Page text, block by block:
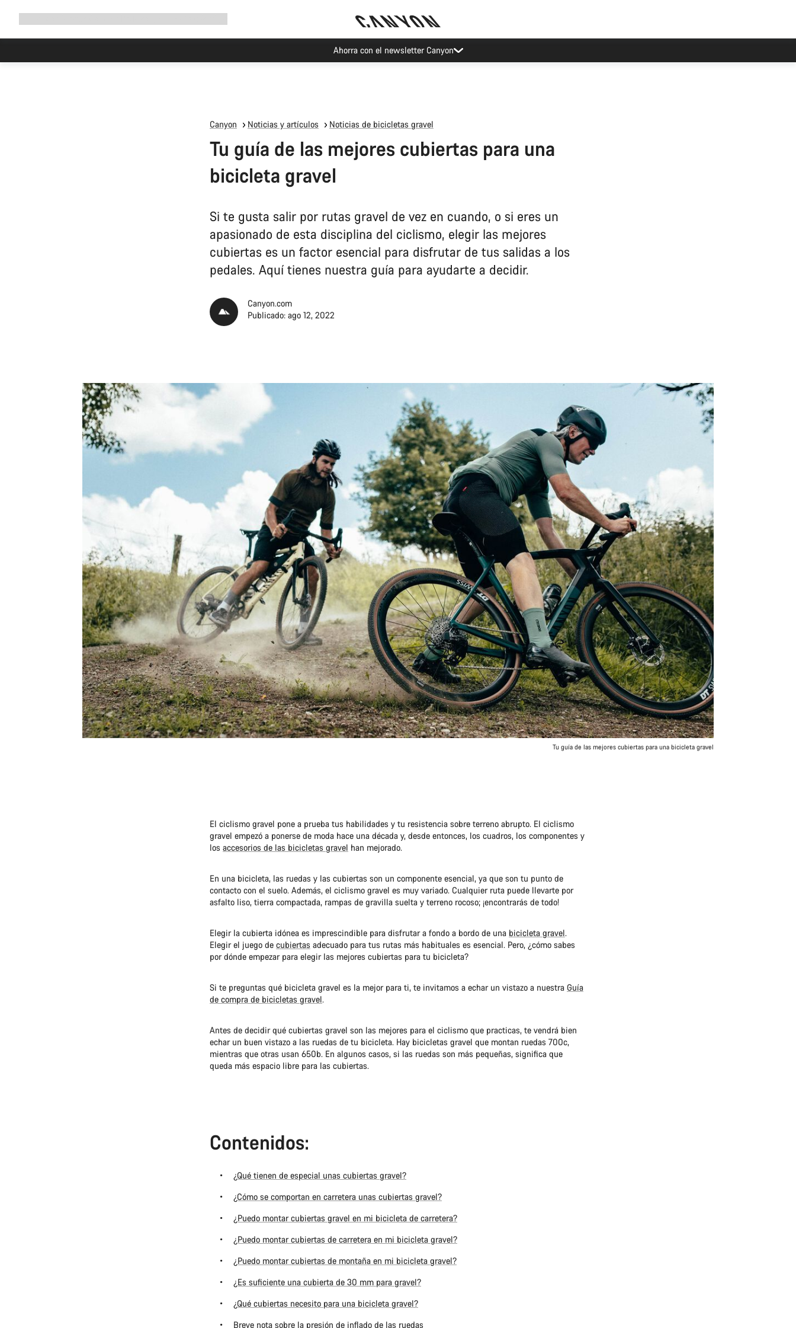
Eventos Canyon
Canyon Noticias y artículos Noticias de bicicletas gravel
Tu guía de las mejores cubiertas para una
bicicleta gravel
Si te gusta salir por rutas gravel de vez en cuando, o si eres un
apasionado de esta disciplina del ciclismo, elegir las mejores
cubiertas es un factor esencial para disfrutar de tus salidas a los
pedales. Aquí tienes nuestra guía para ayudarte a decidir.
Canyon.com
Publicado: ago 12, 2022
Tu guía de las mejores cubiertas para una bicicleta gravel
El ciclismo gravel pone a prueba tus habilidades y tu resistencia sobre terreno abrupto. El ciclismo
gravel empezó a ponerse de moda hace una década y, desde entonces, los cuadros, los componentes y
los accesorios de las bicicletas gravel han mejorado.
En una bicicleta, las ruedas y las cubiertas son un componente esencial, ya que son tu punto de
contacto con el suelo. Además, el ciclismo gravel es muy variado. Cualquier ruta puede llevarte por
asfalto liso, tierra compactada, rampas de gravilla suelta y terreno rocoso; ¡encontrarás de todo!
Elegir la cubierta idónea es imprescindible para disfrutar a fondo a bordo de una bicicleta gravel.
Elegir el juego de cubiertas adecuado para tus rutas más habituales es esencial. Pero, ¿cómo sabes
por dónde empezar para elegir las mejores cubiertas para tu bicicleta?
Si te preguntas qué bicicleta gravel es la mejor para ti, te invitamos a echar un vistazo a nuestra Guía
de compra de bicicletas gravel.
Antes de decidir qué cubiertas gravel son las mejores para el ciclismo que practicas, te vendrá bien
echar un buen vistazo a las ruedas de tu bicicleta. Hay bicicletas gravel que montan ruedas 700c,
mientras que otras usan 650b. En algunos casos, si las ruedas son más pequeñas, significa que
queda más espacio libre para las cubiertas.
Contenidos:
¿Qué tienen de especial unas cubiertas gravel?
¿Cómo se comportan en carretera unas cubiertas gravel?
¿Puedo montar cubiertas gravel en mi bicicleta de carretera?
¿Puedo montar cubiertas de carretera en mi bicicleta gravel?
¿Puedo montar cubiertas de montaña en mi bicicleta gravel?
¿Es suficiente una cubierta de 30 mm para gravel?
¿Qué cubiertas necesito para una bicicleta gravel?
Breve nota sobre la presión de inflado de las ruedas